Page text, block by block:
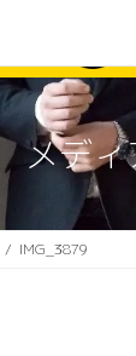
メディ
IMG_3879